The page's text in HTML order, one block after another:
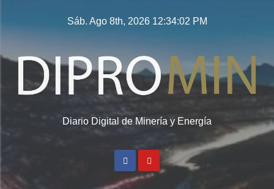
Sáb. Ago 8th, 2026 12:34:03 PM
Diario Digital de Minería y Energía